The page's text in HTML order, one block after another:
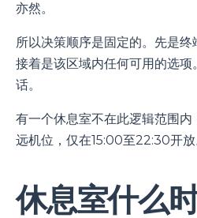
亦然。
所以决策顺序是固定的。先是终
接着是该区域内任何可用的选
话。
有一个休息室不在此逻辑范围
远机位，仅在15:00至22:30开放
休息室什么